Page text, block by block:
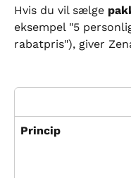
Hvis du vil sælge
eksempel "5
rabatpris"), giver
Princip